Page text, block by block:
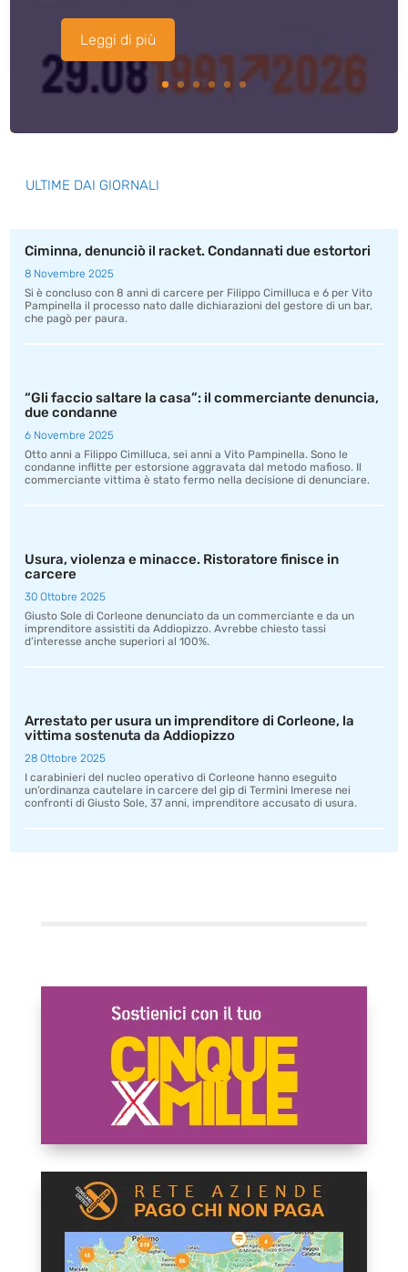
Leggi di più
ULTIME DAI GIORNALI
Ciminna, denunciò il racket. Condannati due estortori
8 Novembre 2025
Si è concluso con 8 anni di carcere per Filippo Cimilluca e 6 per Vito
Pampinella il processo nato dalle dichiarazioni del gestore di un bar,
che pagò per paura.
“Gli faccio saltare la casa”: il commerciante denuncia,
due condanne
6 Novembre 2025
Otto anni a Filippo Cimilluca, sei anni a Vito Pampinella. Sono le
condanne inflitte per estorsione aggravata dal metodo mafioso. Il
commerciante vittima è stato fermo nella decisione di denunciare.
Usura, violenza e minacce. Ristoratore finisce in
carcere
30 Ottobre 2025
Giusto Sole di Corleone denunciato da un commerciante e da un
imprenditore assistiti da Addiopizzo. Avrebbe chiesto tassi
d’interesse anche superiori al 100%.
Arrestato per usura un imprenditore di Corleone, la
vittima sostenuta da Addiopizzo
28 Ottobre 2025
I carabinieri del nucleo operativo di Corleone hanno eseguito
un’ordinanza cautelare in carcere del gip di Termini Imerese nei
confronti di Giusto Sole, 37 anni, imprenditore accusato di usura.